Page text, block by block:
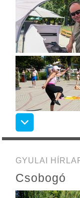
GYULAI
Csobogó